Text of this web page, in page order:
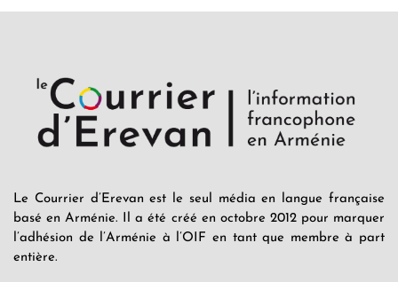
Le Courrier d’Erevan est le seul média en langue française
basé en Arménie. Il a été créé en octobre 2012 pour marquer
l’adhésion de l’Arménie à l’OIF en tant que membre à part
entière.